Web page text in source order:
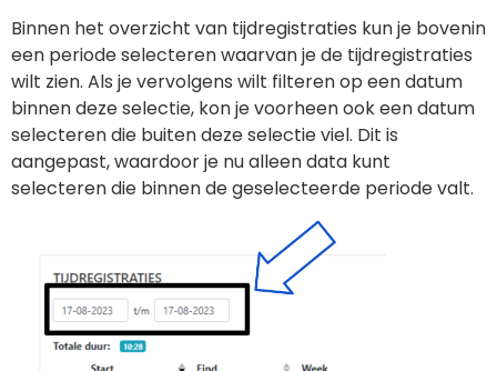
Binnen het overzicht van tijdregistraties kun je bovenin
een periode selecteren waarvan je de tijdregistraties
wilt zien. Als je vervolgens wilt filteren op een datum
binnen deze selectie, kon je voorheen ook een datum
selecteren die buiten deze selectie viel. Dit is
aangepast, waardoor je nu alleen data kunt
selecteren die binnen de geselecteerde periode valt.